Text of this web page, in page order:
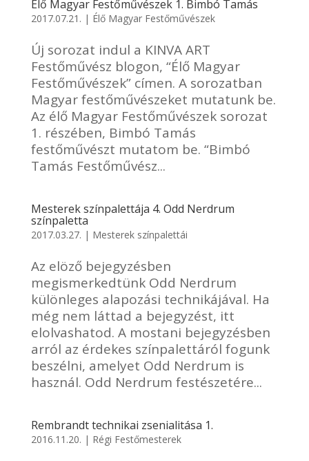
Élő Magyar Festőművészek 1. Bimbó Tamás
2017.07.21. | Élő Magyar Festőművészek
Új sorozat indul a KINVA ART
Festőművész blogon, “Élő Magyar
Festőművészek” címen. A sorozatban
Magyar festőművészeket mutatunk be.
Az élő Magyar Festőművészek sorozat
1. részében, Bimbó Tamás
festőművészt mutatom be. “Bimbó
Tamás Festőművész...
Mesterek színpalettája 4. Odd Nerdrum
színpaletta
2017.03.27. | Mesterek színpalettái
Az elöző bejegyzésben
megismerkedtünk Odd Nerdrum
különleges alapozási technikájával. Ha
még nem láttad a bejegyzést, itt
elolvashatod. A mostani bejegyzésben
arról az érdekes színpalettáról fogunk
beszélni, amelyet Odd Nerdrum is
használ. Odd Nerdrum festészetére...
Rembrandt technikai zsenialitása 1.
2016.11.20. | Régi Festőmesterek